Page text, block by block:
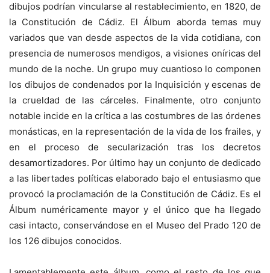
dibujos podrían vincularse al restablecimiento, en 1820, de
la Constitución de Cádiz. El Álbum aborda temas muy
variados que van desde aspectos de la vida cotidiana, con
presencia de numerosos mendigos, a visiones oníricas del
mundo de la noche. Un grupo muy cuantioso lo componen
los dibujos de condenados por la Inquisición y escenas de
la crueldad de las cárceles. Finalmente, otro conjunto
notable incide en la crítica a las costumbres de las órdenes
monásticas, en la representación de la vida de los frailes, y
en el proceso de secularización tras los decretos
desamortizadores. Por último hay un conjunto de dedicado
a las libertades políticas elaborado bajo el entusiasmo que
provocó la proclamación de la Constitución de Cádiz. Es el
Álbum numéricamente mayor y el único que ha llegado
casi intacto, conservándose en el Museo del Prado 120 de
los 126 dibujos conocidos.